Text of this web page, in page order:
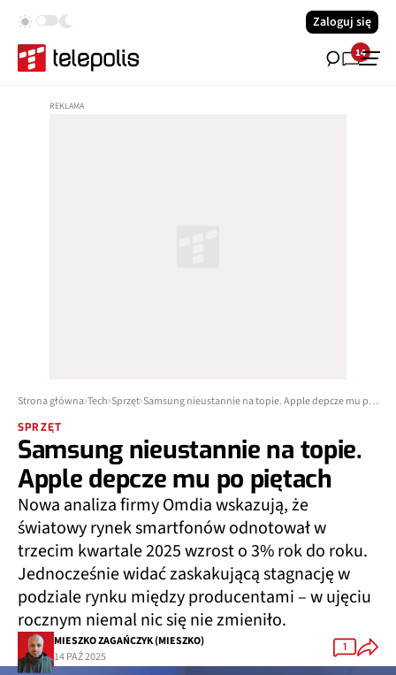
Zaloguj się
14
Strona główna Tech Sprzęt Samsung nieustannie na topie. Apple depcze mu po piętach
SPRZĘT
Samsung nieustannie na topie.
Apple depcze mu po piętach
Nowa analiza firmy Omdia wskazują, że
światowy rynek smartfonów odnotował w
trzecim kwartale 2025 wzrost o 3% rok do roku.
Jednocześnie widać zaskakującą stagnację w
podziale rynku między producentami – w ujęciu
rocznym niemal nic się nie zmieniło.
MIESZKO ZAGAŃCZYK (MIESZKO)
14 PAŹ 2025
1